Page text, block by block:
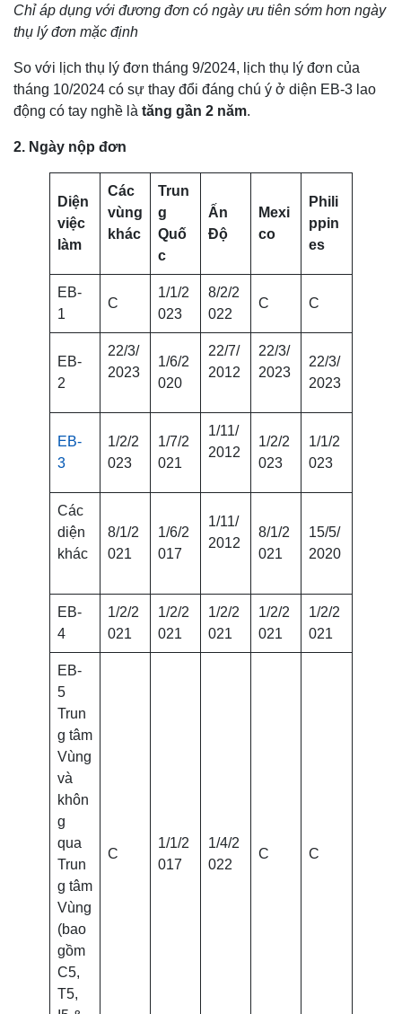
Chỉ áp dụng với đương đơn có ngày ưu tiên sớm hơn ngày
thụ lý đơn mặc định
So với lịch thụ lý đơn tháng 9/2024, lịch thụ lý đơn của
tháng 10/2024 có sự thay đổi đáng chú ý ở diện EB-3 lao
động có tay nghề là tăng gần 2 năm.
2. Ngày nộp đơn
Diện
việc
làm
Các
vùng
khác
Trun
g
Quố
c
Ấn
Độ
Mexi
co
Phili
ppin
es
EB-
1
C
1/1/2
023
8/2/2
022
C C
EB-
2
22/3/
2023
1/6/2
020
22/7/
2012
22/3/
2023
22/3/
2023
EB-
3
1/2/2
023
1/7/2
021
1/11/
2012
1/2/2
023
1/1/2
023
Các
diện
khác
8/1/2
021
1/6/2
017
1/11/
2012
8/1/2
021
15/5/
2020
EB-
4
1/2/2
021
1/2/2
021
1/2/2
021
1/2/2
021
1/2/2
021
EB-
5
Trun
g tâm
Vùng
và
khôn
g
qua
Trun
g tâm
Vùng
(bao
gồm
C5,
T5,
C
1/1/2
017
1/4/2
022
C C